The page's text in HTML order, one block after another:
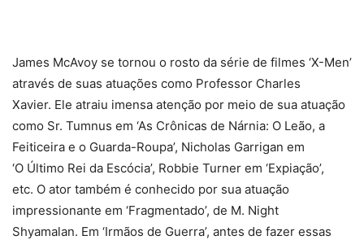
James McAvoy se tornou o rosto da série de filmes ‘X-Men’
através de suas atuações como Professor Charles
Xavier. Ele atraiu imensa atenção por meio de sua atuação
como Sr. Tumnus em ‘As Crônicas de Nárnia: O Leão, a
Feiticeira e o Guarda-Roupa’, Nicholas Garrigan em
‘O Último Rei da Escócia’, Robbie Turner em ‘Expiação’,
etc. O ator também é conhecido por sua atuação
impressionante em ‘Fragmentado’, de M. Night
Shyamalan. Em ‘Irmãos de Guerra’, antes de fazer essas